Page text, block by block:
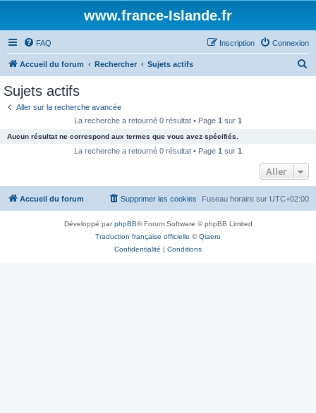
www.france-Islande.fr
FAQ Connexion
Inscription
Accueil du forum Rechercher Sujets actifs
c
e
Sujets actifs
Aller sur la recherche avancée
La recherche a retourné 0 résultat • Page 1 sur 1
Aucun résultat ne correspond aux termes que vous avez spécifiés.
La recherche a retourné 0 résultat • Page 1 sur 1
Aller
Accueil du forum Fuseau horaire sur UTC+02:00
Supprimer les cookies
Développé parphpBB® Forum Software © phpBB Limited
Traduction française officielle ©Qiaeru
Confidentialité | Conditions